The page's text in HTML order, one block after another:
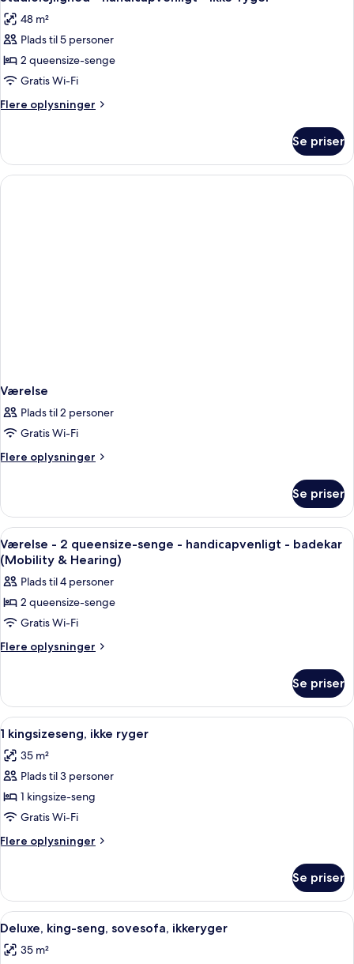
ikke-
ryger
handicapvenligt
ikke-
ryger
alle
billeder
af
Studiolejlighed
-
handicapvenligt
-
ryger
48 m²
Plads til 5 personer
2 queensize-senge
Gratis Wi-Fi
Flere oplysninger
Flere
-
handicapvenligt
-
Se priser
Værelse
Plads til 2 personer
Gratis Wi-Fi
Flere oplysninger
Flere
Se priser
Indlæs
alle
billeder
af
Værelse
-
2
-
handicapvenligt
-
badekar
(Mobility
&
Hearing)
Et hotelværelse med to senge, et
6
Værelse - 2 queensize-senge - handicapvenligt - badekar
(Mobility & Hearing)
Plads til 4 personer
2 queensize-senge
Gratis Wi-Fi
Flere oplysninger
Flere
-
queensize-
senge
handicapvenligt
badekar
(Mobility
Hearing)
Se priser
Indlæs
alle
billeder
af
1
kingsizeseng,
ikke
ryger
Et hotelværelse med seng,
4
1 kingsizeseng, ikke ryger
35 m²
Plads til 3 personer
1 kingsize-seng
Gratis Wi-Fi
Flere oplysninger
Flere
kingsizeseng,
ikke
ryger
Se priser
Indlæs
alle
billeder
Et hotelværelse med seng,
5
Deluxe, king-seng, sovesofa, ikkeryger
35 m²